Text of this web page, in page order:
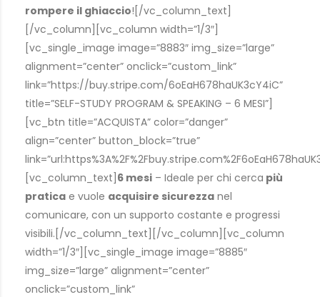
rompere il ghiaccio![/vc_column_text]
[/vc_column][vc_column width=”1/3″]
[vc_single_image image=”8883″ img_size=”large”
alignment=”center” onclick=”custom_link”
link=”https://buy.stripe.com/6oEaH678haUK3cY4iC”
title=”SELF-STUDY PROGRAM & SPEAKING – 6 MESI”]
[vc_btn title=”ACQUISTA” color=”danger”
align=”center” button_block=”true”
[vc_column_text] 6 mesi – Ideale per chi cerca più
pratica e vuole acquisire sicurezza nel
comunicare, con un supporto costante e progressi
visibili.[/vc_column_text][/vc_column][vc_column
width=”1/3″][vc_single_image image=”8885″
img_size=”large” alignment=”center”
onclick=”custom_link”